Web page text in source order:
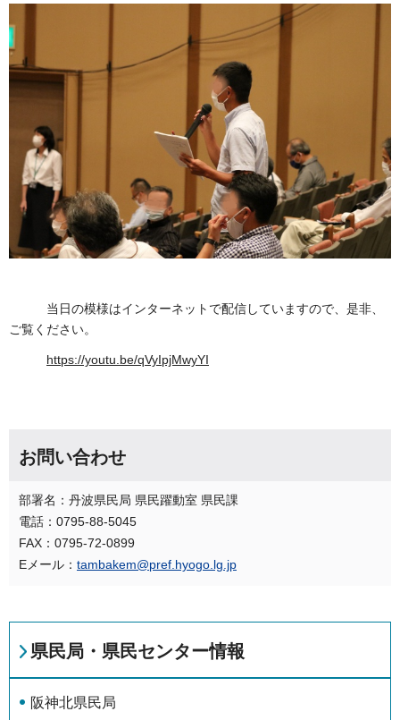
当日の模様はインターネットで配信していますので、是非、
ご覧ください。
https://youtu.be/qVyIpjMwyYI
お問い合わせ
部署名：丹波県民局 県民躍動室 県民課
電話：0795-88-5045
FAX：0795-72-0899
Eメール： tambakem@pref.hyogo.lg.jp
県民局・県民センター情報
阪神北県民局